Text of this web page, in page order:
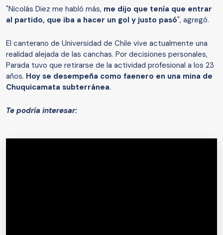
"Nicolás Diez me habló más, me dijo que tenía que entrar
al partido, que iba a hacer un gol y justo pasó", agregó.
El canterano de Universidad de Chile vive actualmente una
realidad alejada de las canchas. Por decisiones personales,
Parada tuvo que retirarse de la actividad profesional a los 23
años. Hoy se desempeña como faenero en una mina de
Chuquicamata subterránea.
Te podría interesar: